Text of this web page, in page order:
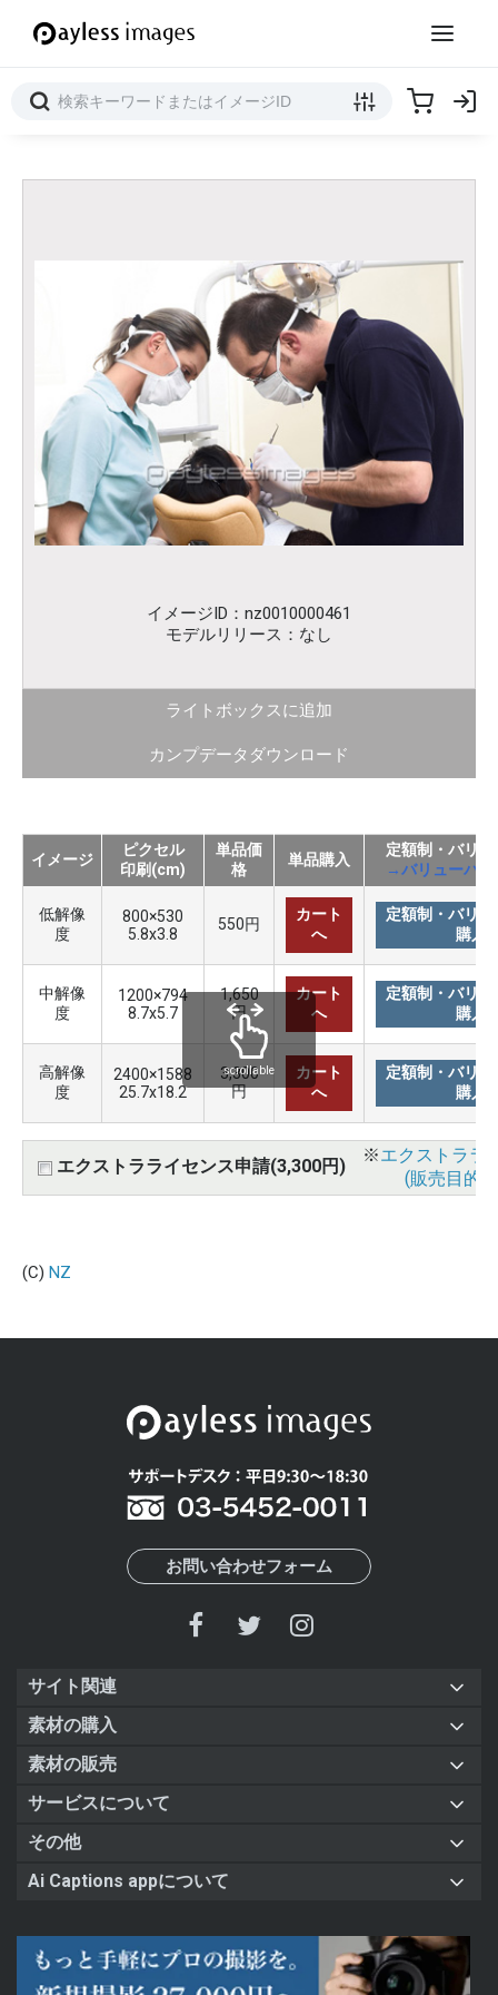
イメージID：nz0010000461
モデルリリース：なし
ライトボックスに追加
カンプデータダウンロード
イメージ
ピクセル
印刷(cm)
単品価
格
単品購入
定額制・バリ
→バリューパッ
低解像
度
800×530
5.8x3.8
550円
カート
へ
定額制・バリ
購入
中解像
度
1200×794
8.7x5.7
1,650
円
カート
へ
定額制・バリ
購入
高解像
度
2400×1588
25.7x18.2
3,300
円
カート
へ
定額制・バリ
購入
エクストラライセンス申請(3,300円)
※エクストララ
(販売目的
scrollable
(C) NZ
お問い合わせフォーム
サイト関連
素材の購入
素材の販売
サービスについて
その他
Ai Captions appについて